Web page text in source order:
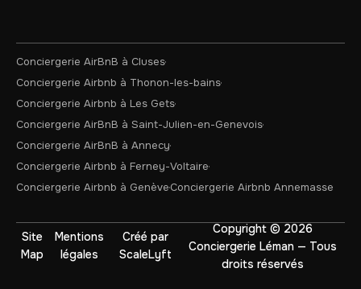
Conciergerie AirBnB à Cluses
Conciergerie Airbnb à Thonon-les-bains
Conciergerie Airbnb à Les Gets
Conciergerie AirBnB à Saint-Julien-en-Genevois
Conciergerie AirBnB à Annecy
Conciergerie Airbnb à Ferney-Voltaire
Conciergerie Airbnb à GenèveConciergerie Airbnb Annemasse
Copyright © 2026
Conciergerie Léman — Tous
droits réservés
Site
Map
Mentions
légales
Créé par
ScaleLyft